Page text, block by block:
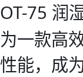
OT-75 润
为一款高
性能，成